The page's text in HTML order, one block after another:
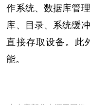
作系统、数据库管
库、目录、系统缓
直接存取设备。此
能。